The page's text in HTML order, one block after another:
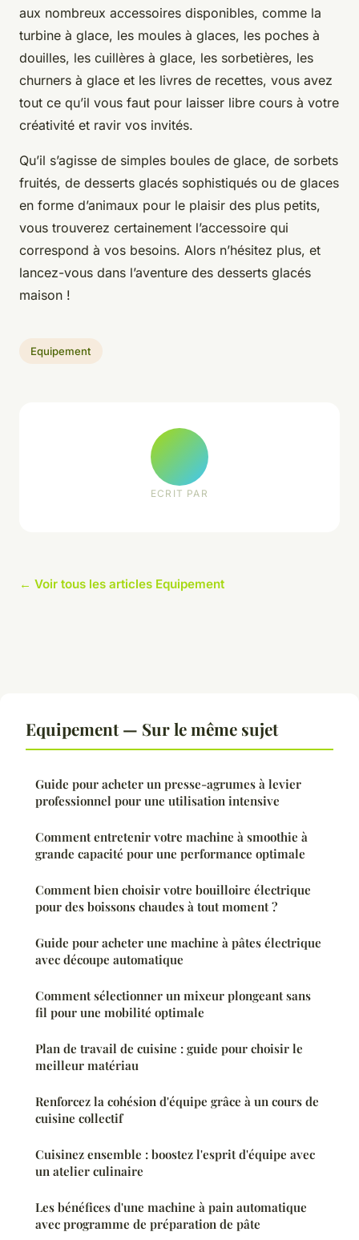
aux nombreux accessoires disponibles, comme la
turbine à glace, les moules à glaces, les poches à
douilles, les cuillères à glace, les sorbetières, les
churners à glace et les livres de recettes, vous avez
tout ce qu’il vous faut pour laisser libre cours à votre
créativité et ravir vos invités.
Qu’il s’agisse de simples boules de glace, de sorbets
fruités, de desserts glacés sophistiqués ou de glaces
en forme d’animaux pour le plaisir des plus petits,
vous trouverez certainement l’accessoire qui
correspond à vos besoins. Alors n’hésitez plus, et
lancez-vous dans l’aventure des desserts glacés
maison !
Equipement
ECRIT PAR
← Voir tous les articles Equipement
Equipement — Sur le même sujet
Guide pour acheter un presse-agrumes à levier
professionnel pour une utilisation intensive
Comment entretenir votre machine à smoothie à
grande capacité pour une performance optimale
Comment bien choisir votre bouilloire électrique
pour des boissons chaudes à tout moment ?
Guide pour acheter une machine à pâtes électrique
avec découpe automatique
Comment sélectionner un mixeur plongeant sans
fil pour une mobilité optimale
Plan de travail de cuisine : guide pour choisir le
meilleur matériau
Renforcez la cohésion d'équipe grâce à un cours de
cuisine collectif
Cuisinez ensemble : boostez l'esprit d'équipe avec
un atelier culinaire
Les bénéfices d'une machine à pain automatique
avec programme de préparation de pâte